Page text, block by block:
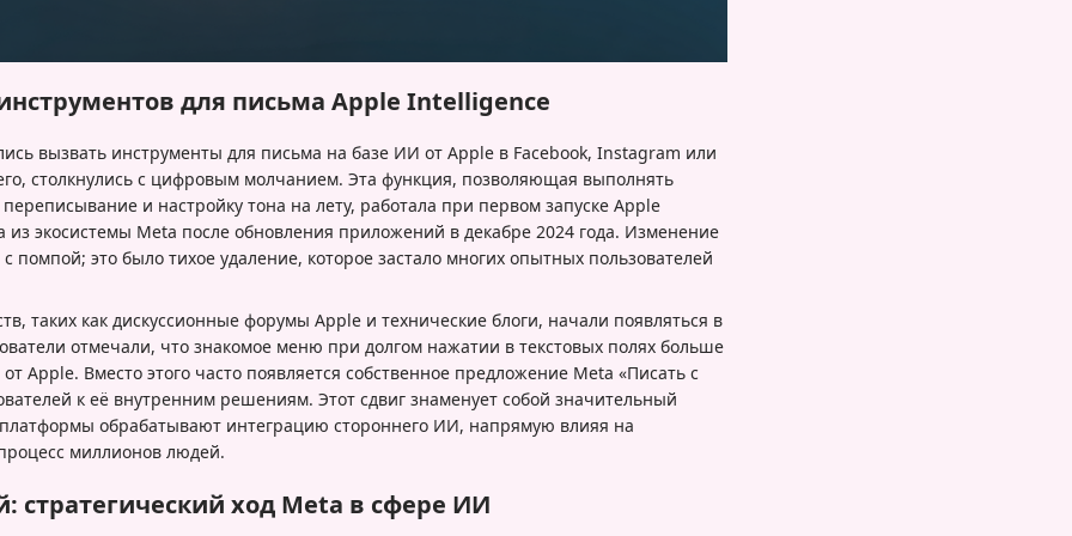
для письма Apple Intelligence
вызвать инструменты для письма на базе ИИ от Apple в Facebook, Instagram или
столкнулись с цифровым молчанием. Эта функция, позволяющая выполнять
и настройку тона на лету, работала при первом запуске Apple
экосистемы Meta после обновления приложений в декабре 2024 года. Изменение
помпой; это было тихое удаление, которое застало многих опытных пользователей
таких как дискуссионные форумы Apple и технические блоги, начали появляться в
отмечали, что знакомое меню при долгом нажатии в текстовых полях больше
Apple. Вместо этого часто появляется собственное предложение Meta «Писать с
к её внутренним решениям. Этот сдвиг знаменует собой значительный
платформы обрабатывают интеграцию стороннего ИИ, напрямую влияя на
миллионов людей.
стратегический ход Meta в сфере ИИ